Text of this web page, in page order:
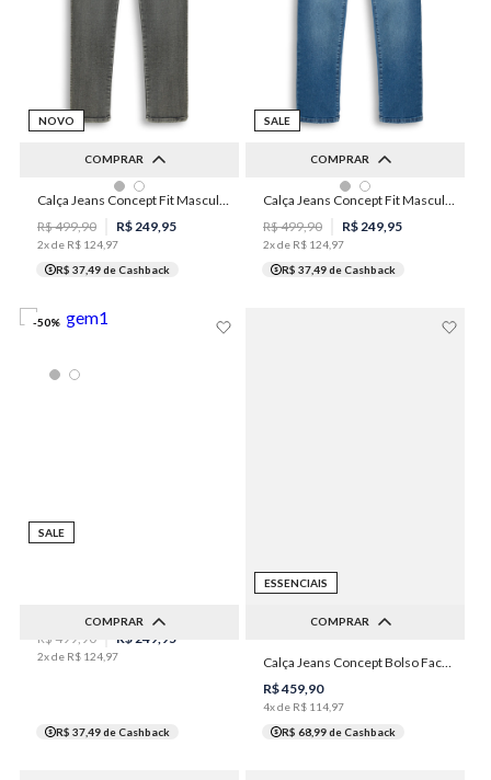
NOVO
COMPRAR
36 38 42
44
R$499,90 R$ 249 95
2x de R$ 124 97
R$ 37,49de Cashback
SALE
COMPRAR
42 48
R$499,90 R$ 249 95
2x de R$ 124 97
R$ 37,49de Cashback
SALE
-50%
COMPRAR
R$ 499 90 R$ 249 95
2x de R$ 124 97
R$ 37,49de Cashback
ESSENCIAIS
COMPRAR
36 38 42
44
Calça Jeans Concept Bolso Faca Essencial Masculina Individual
R$459,90
4x de R$ 114 97
R$ 68,99de Cashback